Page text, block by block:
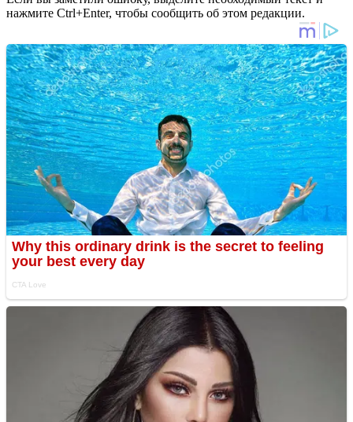
нажмите Ctrl+Enter, чтобы сообщить об этом редакции.